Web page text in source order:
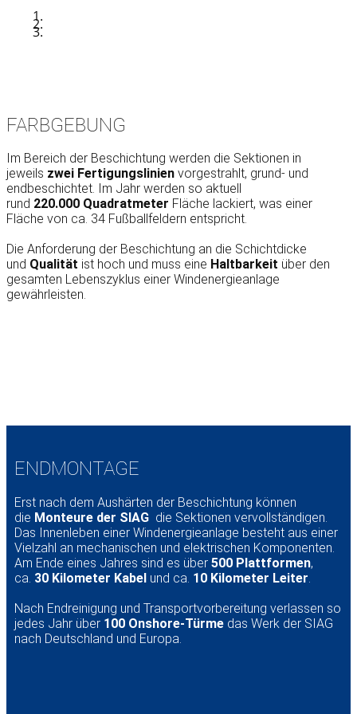
FARBGEBUNG
Im Bereich der Beschichtung werden die Sektionen in
jeweils zwei Fertigungslinien vorgestrahlt, grund- und
endbeschichtet. Im Jahr werden so aktuell
rund 220.000 Quadratmeter Fläche lackiert, was einer
Fläche von ca. 34 Fußballfeldern entspricht.
Die Anforderung der Beschichtung an die Schichtdicke
und Qualität ist hoch und muss eine Haltbarkeit über den
gesamten Lebenszyklus einer Windenergieanlage
gewährleisten.
ENDMONTAGE
Erst nach dem Aushärten der Beschichtung können
die Monteure der SIAG die Sektionen vervollständigen.
Das Innenleben einer Windenergieanlage besteht aus einer
Vielzahl an mechanischen und elektrischen Komponenten.
Am Ende eines Jahres sind es über 500 Plattformen,
ca. 30 Kilometer Kabel und ca. 10 Kilometer Leiter.
Nach Endreinigung und Transportvorbereitung verlassen so
jedes Jahr über 100 Onshore-Türme das Werk der SIAG
nach Deutschland und Europa.